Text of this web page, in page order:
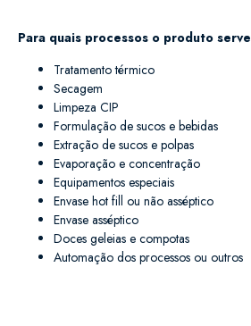
Para quais processos o produto serve
Tratamento térmico
Secagem
Limpeza CIP
Formulação de sucos e bebidas
Extração de sucos e polpas
Evaporação e concentração
Equipamentos especiais
Envase hot fill ou não asséptico
Envase asséptico
Doces geleias e compotas
Automação dos processos ou outros